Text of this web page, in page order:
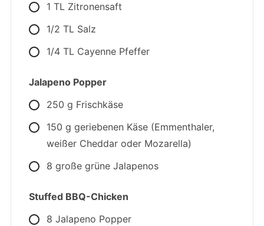
1 TL Zitronensaft
1/2 TL Salz
1/4 TL Cayenne Pfeffer
Jalapeno Popper
250 g Frischkäse
150 g geriebenen Käse (Emmenthaler,
weißer Cheddar oder Mozarella)
8 große grüne Jalapenos
Stuffed BBQ-Chicken
8 Jalapeno Popper